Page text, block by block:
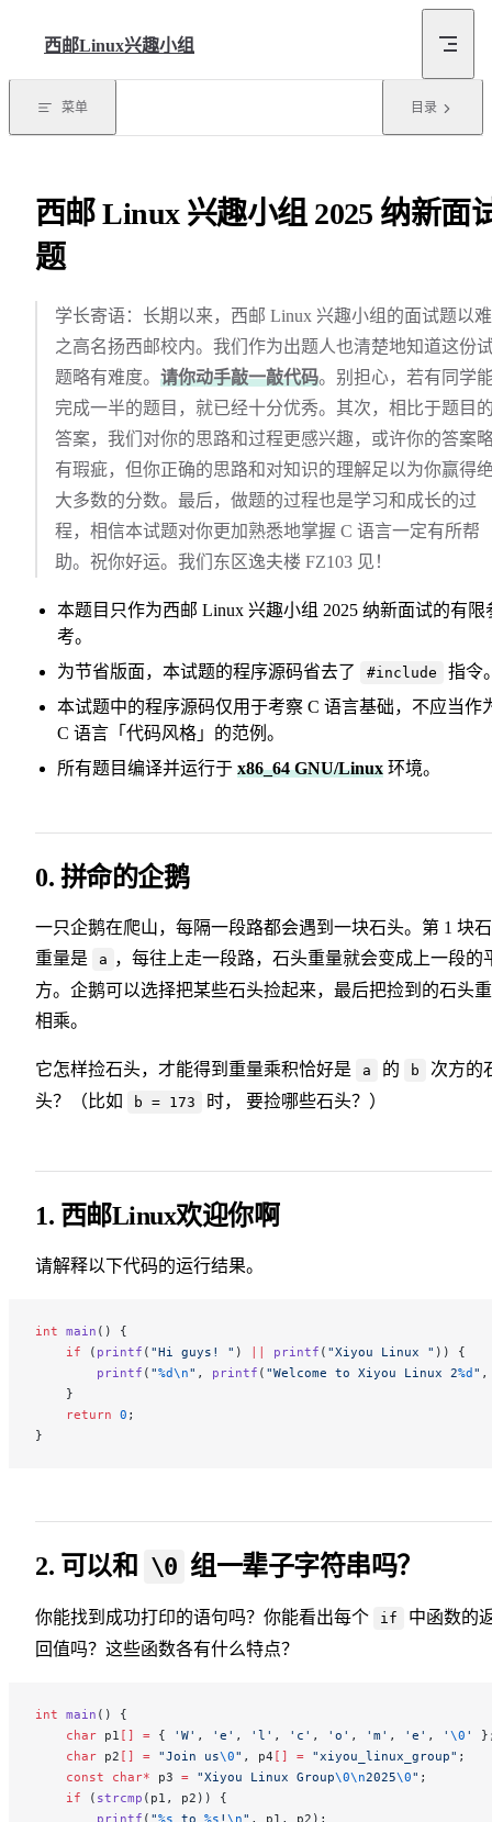
西邮Linux兴趣小组
菜单 目录
西邮 Linux 兴趣小组 2025 纳新面
题
学长寄语：长期以来，西邮 Linux 兴趣小组的面试题以
之高名扬西邮校内。我们作为出题人也清楚地知道这份
题略有难度。 请你动手敲一敲代码。别担心，若有同学
完成一半的题目，就已经十分优秀。其次，相比于题目
答案，我们对你的思路和过程更感兴趣，或许你的答案
有瑕疵，但你正确的思路和对知识的理解足以为你赢得
大多数的分数。最后，做题的过程也是学习和成长的过
程，相信本试题对你更加熟悉地掌握 C 语言一定有所帮
助。祝你好运。我们东区逸夫楼 FZ103 见！
本题目只作为西邮 Linux 兴趣小组 2025 纳新面试的有限
考。
为节省版面，本试题的程序源码省去了
#include
指令
本试题中的程序源码仅用于考察 C 语言基础，不应当作
C 语言「代码风格」的范例。
所有题目编译并运行于 x86_64 GNU/Linux 环境。
0. 拼命的企鹅
一只企鹅在爬山，每隔一段路都会遇到一块石头。第 1 块
重量是
a ，每往上走一段路，石头重量就会变成上一段的
方。企鹅可以选择把某些石头捡起来，最后把捡到的石头
相乘。
它怎样捡石头，才能得到重量乘积恰好是 a 的 b
次方的
头？（比如
b = 173 时， 要捡哪些石头？）
1. 西邮Linux欢迎你啊
请解释以下代码的运行结果。
int main () {
    if
( printf ( "Hi guys! " ) || printf ( "Xiyou Linux " )) {
        printf
( "%d\n" , printf ( "Welcome to Xiyou Linux 2%d"
    }
    return
0 ;
}
2. 可以和 \0 组一辈子字符串吗？
你能找到成功打印的语句吗？你能看出每个 if
中函数的
回值吗？这些函数各有什么特点？
int main () {
    char
p1 [] = { 'W' , 'e' , 'l' , 'c' , 'o' , 'm' , 'e' , ' \0 '
    char
p2 [] = "Join us\0" , p4 [] = "xiyou_linux_group" ;
    const
char* p3 = "Xiyou Linux Group\0\n2025\0" ;
    if
( strcmp (p1, p2)) {
        printf
( "%s to %s ! \n" , p1, p2);